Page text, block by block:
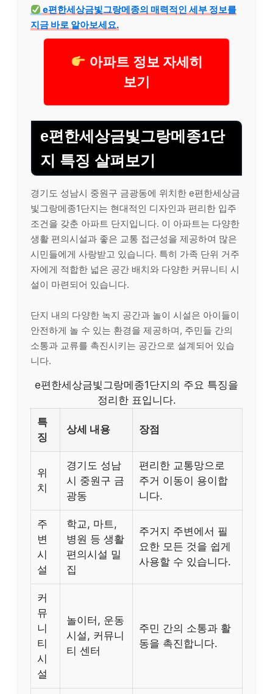
e편한세상금빛그랑메종의 매력적인 세부 정보를
지금 바로 알아보세요.
아파트 정보 자세히
보기
e편한세상금빛그랑메종1단
지 특징 살펴보기
경기도 성남시 중원구 금광동에 위치한 e편한세상금
빛그랑메종1단지는 현대적인 디자인과 편리한 입주
조건을 갖춘 아파트 단지입니다. 이 아파트는 다양한
생활 편의시설과 좋은 교통 접근성을 제공하여 많은
시민들에게 사랑받고 있습니다. 특히 가족 단위 거주
자에게 적합한 넓은 공간 배치와 다양한 커뮤니티 시
설이 마련되어 있습니다.
단지 내의 다양한 녹지 공간과 놀이 시설은 아이들이
안전하게 놀 수 있는 환경을 제공하며, 주민들 간의
소통과 교류를 촉진시키는 공간으로 설계되어 있습
니다.
e편한세상금빛그랑메종1단지의 주요 특징을
정리한 표입니다.
특
징
상세 내용 장점
위
치
경기도 성남
시 중원구 금
광동
편리한 교통망으로
주거 이동이 용이합
니다.
주
변
시
설
학교, 마트,
병원 등 생활
편의시설 밀
집
주거지 주변에서 필
요한 모든 것을 쉽게
사용할 수 있습니다.
커
뮤
니
티
시
설
놀이터, 운동
시설, 커뮤니
티 센터
주민 간의 소통과 활
동을 촉진합니다.